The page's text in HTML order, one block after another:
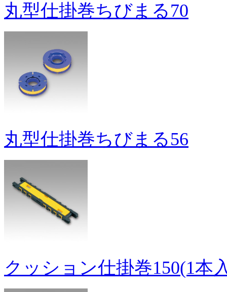
丸型仕掛巻ちびまる70
丸型仕掛巻ちびまる56
クッション仕掛巻150(1本